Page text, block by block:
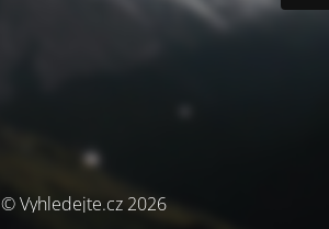
© Vyhledejte.cz 2026